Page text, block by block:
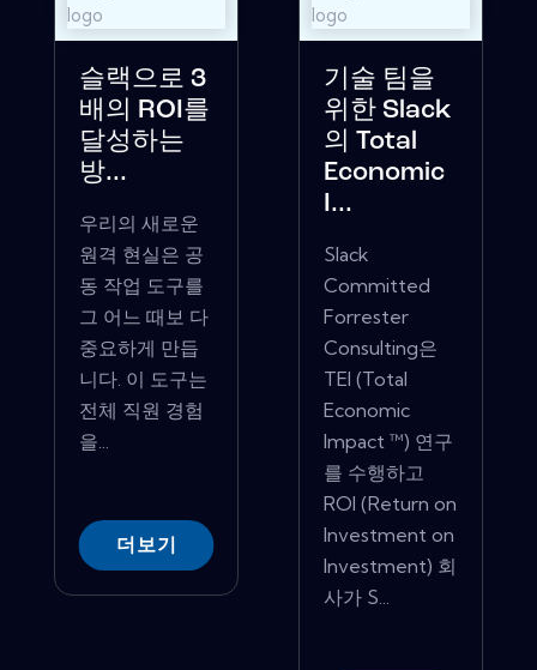
슬랙으로 3
배의 ROI를
달성하는
방...
우리의 새로운
원격 현실은 공
동 작업 도구를
그 어느 때보 다
중요하게 만듭
니다. 이 도구는
전체 직원 경험
을...
더보기
기술 팀을
위한 Slack
의 Total
Economic
I...
Slack
Committed
Forrester
Consulting은
TEI (Total
Economic
Impact ™) 연구
를 수행하고
ROI (Return on
Investment on
Investment) 회
사가 S...